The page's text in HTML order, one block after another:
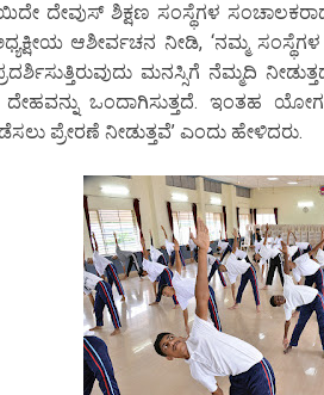
ದೇವುಸ್ ಶಿಕ್ಷಣ ಸಂಸ್ಥೆಗಳ
ಆಶೀರ್ವಚನ ನೀಡಿ, ‘ನಮ್ಮ ಸಂಸ್ಥೆಗಳ
ಮನಸ್ಸಿಗೆ ನೆಮ್ಮದಿ
ದೇಹವನ್ನು ಒಂದಾಗಿಸುತ್ತದೆ. ಇಂತಹ
ಪ್ರೇರಣೆ ನೀಡುತ್ತವೆ’ ಎಂದು ಹೇಳಿದರು.